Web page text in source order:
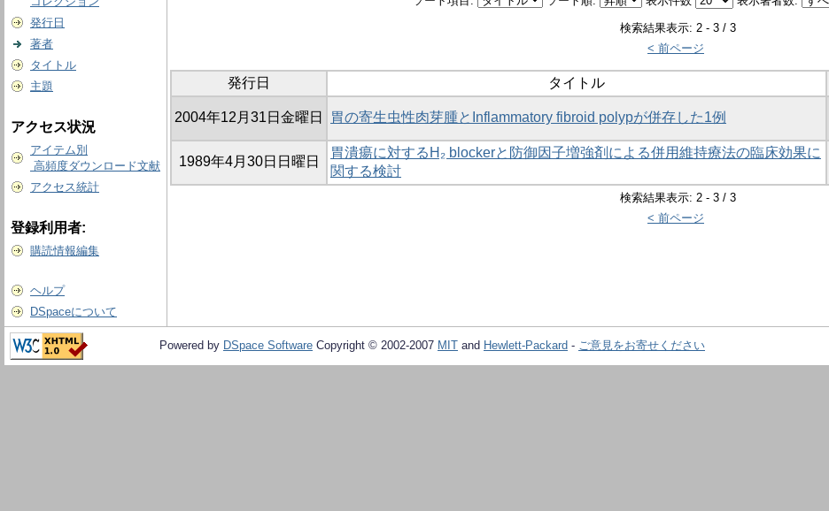
発行日
著者
タイトル
主題
アクセス状況
アイテム別
高頻度ダウンロード文献
アクセス統計
登録利用者:
購読情報編集
ヘルプ
DSpaceについて
検索結果表示: 2 - 3 / 3
< 前ページ
発行日 タイトル
2004年12月31日金曜日 胃の寄生虫性肉芽腫とInflammatory fibroid polypが併存した1例
1989年4月30日日曜日
胃潰瘍に対するH₂ blockerと防御因子増強剤による併用維持療法の臨床効果に
関する検討
検索結果表示: 2 - 3 / 3
< 前ページ
Powered by DSpace Software Copyright © 2002-2007 MIT and Hewlett-Packard - ご意見をお寄せください